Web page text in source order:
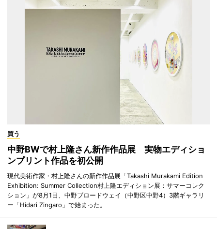
買う
中野BWで村上隆さん新作作品展 実物エディショ
ンプリント作品を初公開
現代美術作家・村上隆さんの新作作品展「Takashi Murakami Edition
Exhibition: Summer Collection村上隆エディション展：サマーコレク
ション」が8月1日、中野ブロードウェイ（中野区中野4）3階ギャラリ
ー「Hidari Zingaro」で始まった。